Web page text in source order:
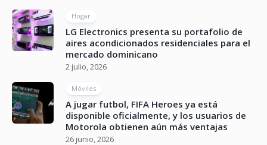
Hogar
LG Electronics presenta su portafolio de
aires acondicionados residenciales para el
mercado dominicano
2 julio, 2026
Móviles
A jugar futbol, FIFA Heroes ya está
disponible oficialmente, y los usuarios de
Motorola obtienen aún más ventajas
26 junio, 2026